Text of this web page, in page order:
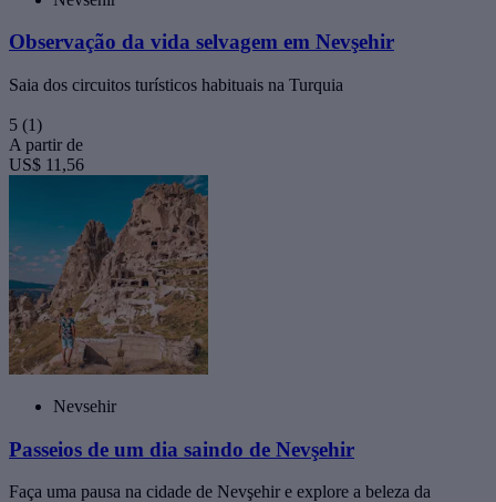
Observação da vida selvagem em Nevşehir
Saia dos circuitos turísticos habituais na Turquia
5 (1)
A partir de
US$ 11,56
Nevsehir
Passeios de um dia saindo de Nevşehir
Faça uma pausa na cidade de Nevşehir e explore a beleza da